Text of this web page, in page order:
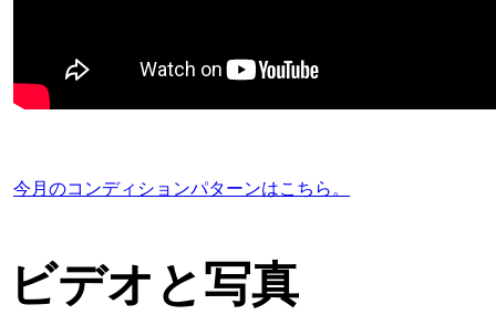
今月のコンディションパターンはこちら。
ビデオと写真